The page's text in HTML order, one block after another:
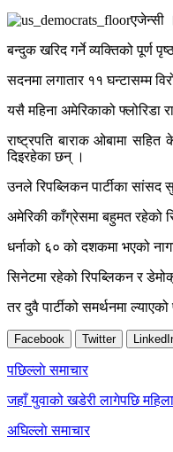
एजेन्सी
बन्दुक खरिद गर्ने व्यक्तिको पूर्ण
सदनमा लगातार ११ घन्टासम्म
यसै महिना अमेरिकाको फ्लोरिडा
राष्ट्रपति बाराक ओबामा
दिइरहेका छन् ।
उनले रिपब्लिकन पार्टीका
अमेरिकी काँग्रेसमा बहुमत रहेको
धर्नाको ६० को दशकमा भएको
सिनेटमा रहेको रिपब्लिकन र
तर दुवै पार्टीको समर्थनमा
Facebook Twitter
Post
navigation
पछिल्लाे समाचार
जहाँ युवाको खडेरी लागेपछि
अघिल्लाे समाचार